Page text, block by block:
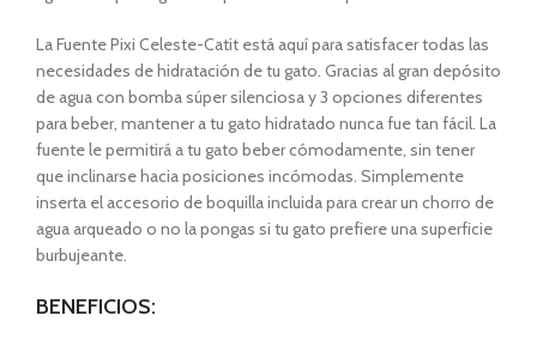
La Fuente Pixi Celeste-Catit está aquí para satisfacer todas las
necesidades de hidratación de tu gato. Gracias al gran depósito
de agua con bomba súper silenciosa y 3 opciones diferentes
para beber, mantener a tu gato hidratado nunca fue tan fácil. La
fuente le permitirá a tu gato beber cómodamente, sin tener
que inclinarse hacia posiciones incómodas. Simplemente
inserta el accesorio de boquilla incluida para crear un chorro de
agua arqueado o no la pongas si tu gato prefiere una superficie
burbujeante.
BENEFICIOS: